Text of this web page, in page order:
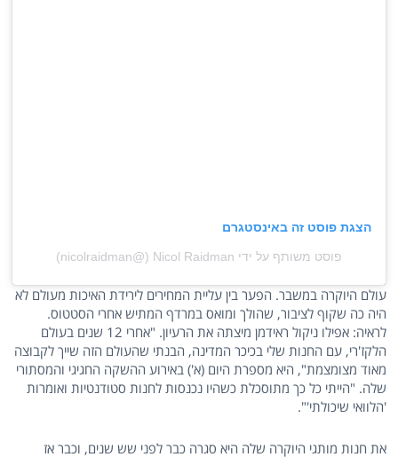
הצגת פוסט זה באינסטגרם
פוסט משותף על ידי ‏‎Nicol Raidman‎‏ (@‏‎nicolraidman‎‏)
עולם היוקרה במשבר. הפער בין עליית המחירים לירידת האיכות מעולם לא
היה כה שקוף לציבור, שהולך ומואס במרדף המתיש אחרי הסטטוס.
לראיה: אפילו ניקול ראידמן מיצתה את הרעיון. "אחרי 12 שנים בעולם
הלקז'רי, עם החנות שלי בכיכר המדינה, הבנתי שהעולם הזה שייך לקבוצה
מאוד מצומצמת", היא מספרת היום (א') באירוע ההשקה החגיגי והמסתורי
שלה. "הייתי כל כך מתוסכלת כשהיו נכנסות לחנות סטודנטיות ואומרות
'הלוואי שיכולתי'".
את חנות מותגי היוקרה שלה היא סגרה כבר לפני שש שנים, וכבר אז